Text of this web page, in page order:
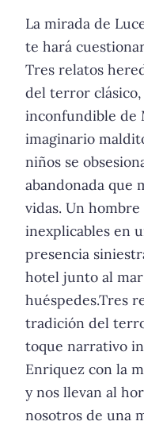
La mirada de
te hará
Tres relatos
del terror
inconfundible de
imaginario
niños se
abandonada que
vidas. Un
inexplicables en
presencia
hotel junto al mar
huéspedes.Tres
tradición del
toque narrativo
Enriquez con la
y nos llevan al
nosotros de una